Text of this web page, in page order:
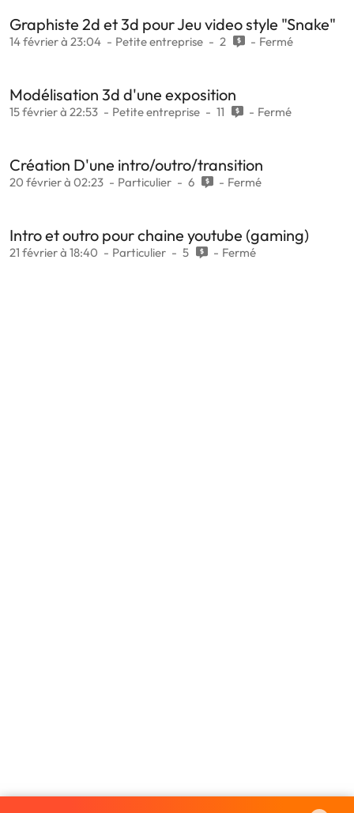
Graphiste 2d et 3d pour Jeu video style "Snake"
14 février à 23:04 Petite entreprise 2 Fermé
Modélisation 3d d'une exposition
15 février à 22:53 Petite entreprise 11 Fermé
Création D'une intro/outro/transition
20 février à 02:23 Particulier 6 Fermé
Intro et outro pour chaine youtube (gaming)
21 février à 18:40 Particulier 5 Fermé